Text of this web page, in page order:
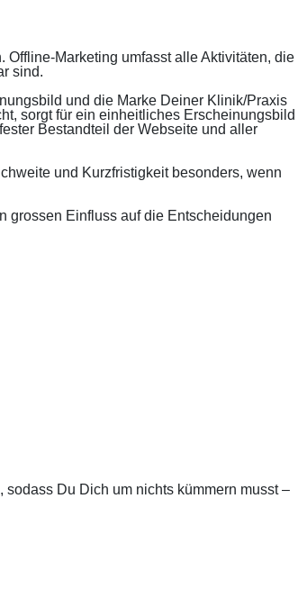
Marketing umfasst alle Aktivitäten, die
sind.
und die Marke Deiner Klinik/Praxis
sorgt für ein einheitliches Erscheinungsbild
Bestandteil der Webseite und aller
und Kurzfristigkeit besonders, wenn
grossen Einfluss auf die Entscheidungen
Du Dich um nichts kümmern musst –